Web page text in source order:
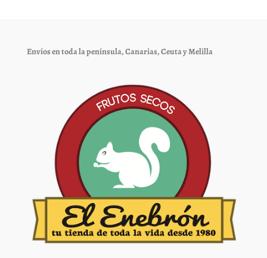
Envíos en toda la península, Canarias, Ceuta y Melilla